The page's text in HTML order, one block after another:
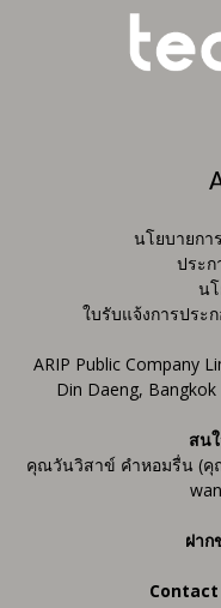
นโยบายก
ประ
น
ใบรับแจ้งการประ
ARIP Public Company
Din Daeng,
สน
คุณวันวิสาข์ คำหอมรื่น (คุ
ฝา
Contact